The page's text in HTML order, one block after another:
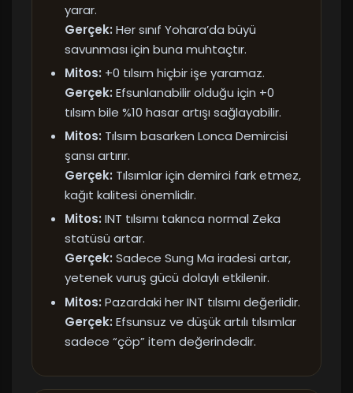
yarar.
Gerçek: Her sınıf Yohara’da büyü
savunması için buna muhtaçtır.
Mitos: +0 tılsım hiçbir işe yaramaz.
Gerçek: Efsunlanabilir olduğu için +0
tılsım bile %10 hasar artışı sağlayabilir.
Mitos: Tılsım basarken Lonca Demircisi
şansı artırır.
Gerçek: Tılsımlar için demirci fark etmez,
kağıt kalitesi önemlidir.
Mitos: INT tılsımı takınca normal Zeka
statüsü artar.
Gerçek: Sadece Sung Ma iradesi artar,
yetenek vuruş gücü dolaylı etkilenir.
Mitos: Pazardaki her INT tılsımı değerlidir.
Gerçek: Efsunsuz ve düşük artılı tılsımlar
sadece “çöp” item değerindedir.